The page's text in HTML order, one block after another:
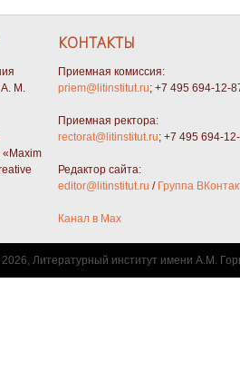
А. М.
«Maxim
КОНТАКТЫ
Приемная комиссия:
priem@litinstitut.ru; +7 495 694-12-
Приемная ректора:
rectorat@litinstitut.ru; +7 495 694-
Редактор сайта:
editor@litinstitut.ru / Группа
Канал в Max
Литературный институт имени А.М.